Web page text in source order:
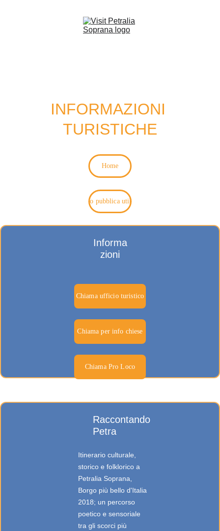
INFORMAZIONI
TURISTICHE
Home
Info pubblica utilità
Informa
zioni
Chiama ufficio turistico
Chiama per info chiese
Chiama Pro Loco
Itinerario culturale,
storico e folklorico a
Petralia Soprana,
Borgo più bello d'Italia
2018; un percorso
poetico e sensoriale
tra gli scorci più
Raccontando
Petra